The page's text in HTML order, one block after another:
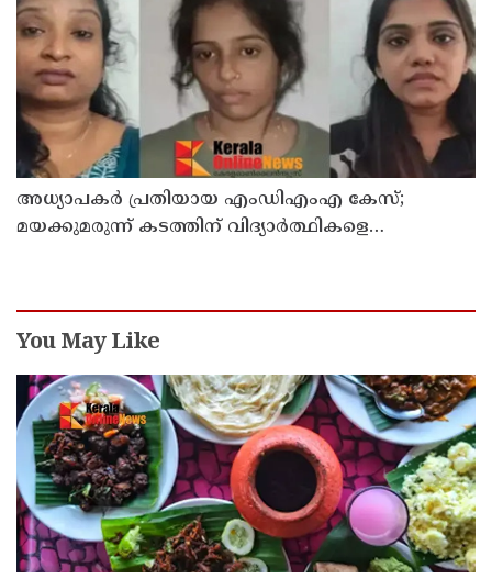
അധ്യാപകര്‍ പ്രതിയായ എംഡിഎംഎ കേസ്;
മയക്കുമരുന്ന് കടത്തിന് വിദ്യാര്‍ത്ഥികളെ
You May Like